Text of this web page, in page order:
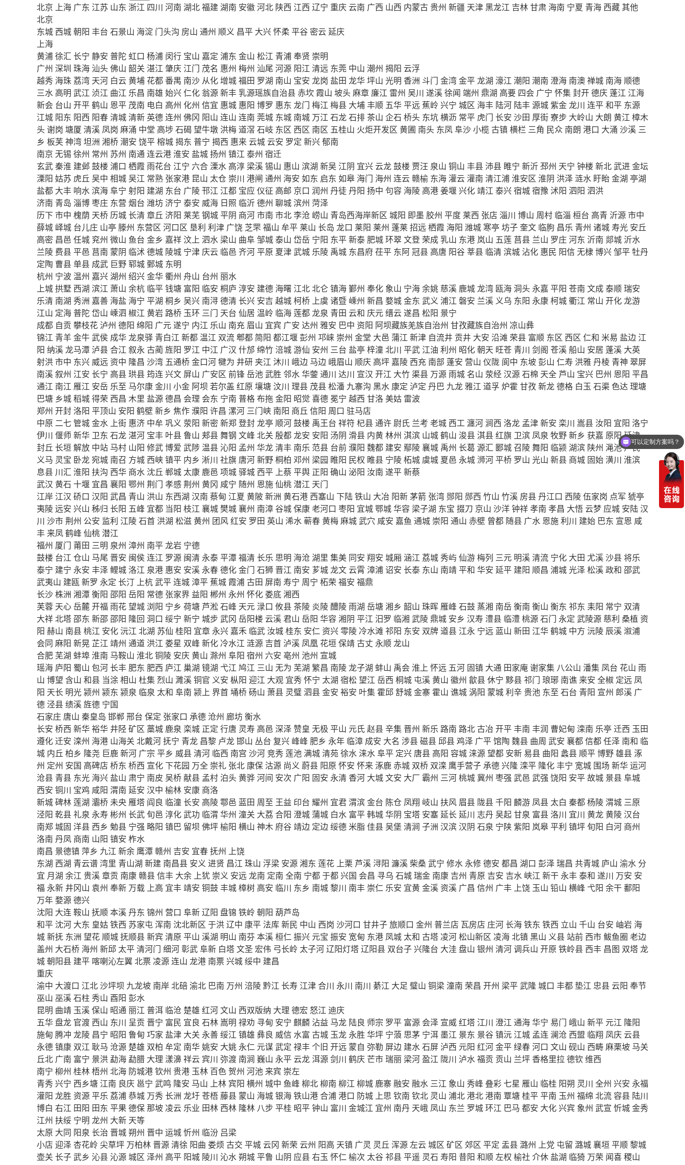
北京 上海 广东 江苏 山东 浙江 四川 河南 湖北福建湖南 安徽河北 陕西 江西 辽宁 重庆 云南 广西 山西 内蒙古 贵州 新疆 天津黑龙江 吉林甘肃 海南 宁夏 青海 西藏其他
北京
东城 西城朝阳 丰台 石景山 海淀 门头沟 房山 通州 顺义 昌平 大兴怀柔平谷 密云延庆
上海
黄浦徐汇 长宁 静安 普陀 虹口 杨浦 闵行 宝山 嘉定 浦东 金山 松江 青浦奉贤 崇明
广州 深圳 珠海 汕头佛山 韶关 湛江 肇庆 江门 茂名 惠州 梅州 汕尾 河源 阳江 清远 东莞 中山 潮州 揭阳 云浮
越秀 海珠 荔湾 天河 白云黄埔 花都番禺 南沙 从化增城福田 罗湖 南山 宝安 龙岗 盐田 龙华坪山 光明 香洲 斗门 金湾金平龙湖 濠江 潮阳 潮南 澄海 南澳禅城 南海 顺德
三水 高明 武江 浈江 曲江 乐昌 南雄 始兴仁化 翁源新丰乳源瑶族自治县赤坎 霞山 坡头麻章 廉江 雷州 吴川 遂溪徐闻 端州 鼎湖 高要 四会 广宁 怀集封开德庆 蓬江 江海
新会 台山 开平鹤山 恩平 茂南 电白 高州 化州 信宜 惠城 惠阳 博罗 惠东 龙门 梅江 梅县 大埔丰顺 五华平远 蕉岭 兴宁 城区 海丰 陆河 陆丰源城紫金龙川 连平和平 东源
江城 阳东 阳西 阳春清城清新 英德连州 佛冈 阳山 连山 连南 莞城 东城 南城 万江 石龙石排茶山 企石 桥头 东坑横沥 常平 虎门 长安 沙田 厚街寮步 大岭山 大朗 黄江 樟木
头谢岗 塘厦 清溪 凤岗 麻涌 中堂 高埗石碣 望牛墩 洪梅道滘 石岐 东区 西区 南区 五桂山 火炬开发区 黄圃 南头 东凤阜沙小榄 古镇横栏 三角 民众 南朗 港口 大涌 沙溪 三
乡 板芙 神湾坦洲 湘桥潮安 饶平榕城揭东 普宁 揭西 惠来 云城 云安 罗定 新兴郁南
南京 无锡 徐州 常州 苏州 南通连云港淮安 盐城扬州 镇江 泰州 宿迁
玄武秦淮 建邺鼓楼 浦口 栖霞 雨花台 江宁 六合 溧水 高淳 梁溪锡山 惠山 滨湖 新吴 江阴 宜兴 云龙鼓楼 贾汪 泉山 铜山 丰县 沛县 睢宁 新沂邳州 天宁 钟楼 新北武进金坛
溧阳 姑苏 虎丘 吴中 相城吴江 常熟 张家港 昆山 太仓 崇川 港闸 通州 海安 如东 启东 如皋 海门 海州 连云赣榆 东海灌云灌南 清江浦淮安区 淮阴 洪泽 涟水 盱眙金湖 亭湖
盐都 大丰 响水滨海阜宁 射阳 建湖 东台 广陵邗江 江都 宝应 仪征 高邮 京口 润州 丹徒丹阳 扬中 句容 海陵 高港姜堰兴化靖江 泰兴宿城宿豫 沭阳 泗阳 泗洪
济南 青岛 淄博枣庄 东营 烟台 潍坊济宁 泰安 威海 日照 临沂德州 聊城滨州 菏泽
历下市中 槐荫 天桥 历城 长清章丘 济阳 莱芜钢城平阴 商河市南 市北李沧 崂山 青岛西海岸新区 城阳 即墨 胶州 平度 莱西 张店 淄川 博山 周村 临淄 桓台 高青 沂源市中
薛城 峄城 台儿庄 山亭 滕州 东营区 河口区 垦利 利津 广饶 芝罘福山 牟平 莱山 长岛 龙口 莱阳 莱州 蓬莱招远 栖霞 海阳 潍城 寒亭 坊子奎文 临朐 昌乐 青州 诸城寿光 安丘
高密 昌邑 任城 兖州 微山 鱼台 金乡 嘉祥 汶上 泗水 梁山 曲阜邹城泰山 岱岳 宁阳 东平新泰 肥城环翠文登 荣成乳山 东港 岚山 五莲 莒县 兰山 罗庄河东 沂南 郯城 沂水
兰陵 费县平邑 莒南 蒙阴 临沭德城 陵城 宁津 庆云 临邑 齐河平原 夏津武城 乐陵 禹城 东昌府茌平 东阿冠县 高唐 阳谷莘县 临清滨城 沾化 惠民 阳信无棣博兴邹平牡丹
定陶 曹县单县 成武 巨野 郓城 鄄城 东明
杭州 宁波 温州 嘉兴湖州 绍兴金华衢州 舟山 台州 丽水
上城拱墅 西湖 滨江 萧山 余杭 临平钱塘 富阳 临安 桐庐 淳安 建德 海曙 江北北仑镇海鄞州 奉化 象山 宁海余姚 慈溪 鹿城龙湾 瓯海洞头 永嘉 平阳 苍南 文成泰顺瑞安
乐清 南湖 秀洲 嘉善 海盐 海宁 平湖 桐乡 吴兴 南浔德清 长兴 安吉 越城柯桥 上虞 诸暨 嵊州 新昌 婺城金东 武义 浦江 磐安 兰溪 义乌 东阳 永康柯城衢江 常山 开化龙游
江山 定海普陀 岱山 嵊泗 椒江 黄岩 路桥 玉环 三门 天台 仙居 温岭 临海莲都龙泉 青田 云和 庆元缙云遂昌 松阳 景宁
成都 自贡 攀枝花 泸州 德阳 绵阳 广元遂宁 内江 乐山 南充 眉山 宜宾 广安 达州 雅安 巴中 资阳 阿坝藏族羌族自治州 甘孜藏族自治州 凉山彝
锦江 青羊金牛武侯 成华龙泉驿 青白江 新都 温江 双流郫都 简阳 都江堰彭州 邛崃 崇州 金堂 大邑 蒲江 新津 自流井 贡井 大安 沿滩 荣县 富顺 东区 西区 仁和 米易 盐边 江
阳 纳溪龙马潭 泸县合江 叙永古蔺旌阳 罗江 中江 广汉 什邡 绵竹 涪城游仙 安州 三台 盐亭 梓潼北川 平武 江油 利州 昭化朝天 旺苍 青川 剑阁 苍溪船山 安居 蓬溪 大英
射洪市中 东兴 威远 资中 隆昌 沙湾 五通桥金口河犍为 井研 夹江 沐川 峨边 马边 峨眉山 顺庆 高坪 嘉陵 西充 南部 蓬安 营山 仪陇 阆中 东坡彭山 仁寿 洪雅丹棱 青神 翠屏
南溪叙州 江安 长宁 高县珙县筠连兴文 屏山 广安区 前锋岳池武胜 邻水华蓥 通川 达川 宣汉 开江 大竹 渠县 万源雨城 名山 荥经汉源石棉 天全 芦山 宝兴 巴州 恩阳 平昌
通江 南江 雁江 安岳 乐至 马尔康金川 小金 阿坝 若尔盖 红原 壤塘 汶川 理县 茂县松潘 九寨沟 黑水 康定 泸定 丹巴 九龙雅江 道孚炉霍 甘孜新龙德格 白玉 石渠色达 理塘
巴塘 乡城稻城得荣 西昌 木里 盐源德昌 会理 会东 宁南 普格布拖金阳 昭觉 喜德 冕宁 越西 甘洛 美姑 雷波
郑州 开封洛阳 平顶山 安阳 鹤壁新乡 焦作濮阳 许昌 漯河 三门峡 南阳 商丘 信阳 周口 驻马店
中原 二七 管城金水 上街 惠济 中牟巩义 荥阳 新密 新郑登封龙亭 顺河鼓楼 禹王台 祥符 杞县通许 尉氏 兰考 老城 西工瀍河涧西 洛龙 孟津新安 栾川 嵩县 汝阳 宜阳 洛宁
伊川 偃师新华 卫东 石龙湛河 宝丰 叶县鲁山 郏县舞钢 文峰 北关 殷都龙安 安阳 汤阴 滑县 内黄林州 淇滨 山城鹤山 浚县淇县红旗 卫滨 凤泉 牧野新乡 获嘉 原阳延津
封丘 长垣解放 中站 马村 山阳 修武博爱 武陟 温县沁阳 孟州 华龙清丰 南乐 范县 台前濮阳 魏都 建安 鄢陵襄城 禹州 长葛 源汇 郾城召陵舞阳 临颍 湖滨 陕州 渑池卢氏
义马 灵宝 卧龙宛城 南召 方城 西峡镇平 内乡 淅川 社旗 唐河新野桐柏 邓州 梁园 睢阳 民权 睢县 宁陵柘城 虞城 夏邑 永城浉河平桥 罗山 光山 新县 商城 固始潢川 淮滨
息县 川汇 淮阳 扶沟 西华 商水 沈丘 郸城 太康 鹿邑 项城驿城 西平 上蔡 平舆 正阳 确山 泌阳 汝南 遂平新蔡
武汉 黄石 十堰 宜昌 襄阳 鄂州 荆门 孝感荆州 黄冈 咸宁 随州 恩施仙桃潜江 天门
江岸 江汉 硚口 汉阳 武昌 青山 洪山 东西湖 汉南 蔡甸 江夏 黄陂 新洲 黄石港 西塞山 下陆铁山 大冶 阳新茅箭 张湾 郧阳 郧西 竹山 竹溪 房县丹江口 西陵伍家岗 点军 猇亭
夷陵远安 兴山 秭归 长阳 五峰 宜都 当阳 枝江 襄城樊城襄州 南漳谷城保康老河口 枣阳 宜城鄂城华容 梁子湖 东宝 掇刀 京山 沙洋钟祥孝南 孝昌 大悟 云梦 应城 安陆汉
川 沙市荆州 公安 监利 江陵石首 洪湖 松滋黄州 团风红安 罗田 英山 浠水蕲春黄梅麻城武穴 咸安 嘉鱼 通城 崇阳 通山 赤壁 曾都 随县 广水 恩施利川 建始 巴东 宣恩 咸
丰 来凤鹤峰 仙桃潜江
福州 厦门 莆田 三明 泉州 漳州 南平龙岩 宁德
鼓楼 台江 仓山 马尾 晋安 闽侯连江 罗源 闽清 永泰平潭福清 长乐 思明 海沧 湖里 集美 同安 翔安 城厢 涵江 荔城秀屿仙游梅列 三元 明溪清流 宁化 大田 尤溪沙县将乐
泰宁 建宁 永安 丰泽鲤城洛江 泉港 惠安 安溪 永春德化金门 石狮 晋江 南安 芗城龙文 云霄 漳浦诏安 长泰 东山 南靖平和 华安 延平 建阳 顺昌 浦城光泽松溪政和 邵武
武夷山 建瓯新罗 永定 长汀 上杭武平连城 漳平 蕉城 霞浦古田 屏南 寿宁 周宁 柘荣 福安 福鼎
长沙株洲 湘潭衡阳 邵阳 岳阳 常德 张家界 益阳 郴州 永州 怀化 娄底湘西
芙蓉 天心岳麓开福 雨花望城 浏阳 宁乡 荷塘 芦淞石峰 天元 渌口 攸县茶陵 炎陵醴陵雨湖 岳塘湘乡 韶山 珠晖 雁峰 石鼓 蒸湘 南岳衡南 衡山 衡东 祁东 耒阳 常宁 双清
大祥北塔邵东 新邵邵阳 隆回 洞口 绥宁 新宁 城步 武冈 岳阳楼 云溪君山 岳阳 华容湘阴 平江 汨罗 临湘 武陵鼎城 安乡 汉寿 澧县 临澧桃源石门 永定 武陵源 慈利 桑植 资
阳 赫山 南县桃江 安化沅江 北湖 苏仙 桂阳 宜章 永兴 嘉禾 临武 汝城桂东 安仁 资兴零陵 冷水滩 祁阳 东安 双牌道县 江永 宁远 蓝山 新田 江华鹤城 中方 沅陵 辰溪 溆浦
会同 麻阳 新晃 芷江 靖州 通道 洪江 娄星 双峰 新化 冷水江 涟源 吉首 泸溪 凤凰 花垣保靖古丈 永顺龙山
合肥 芜湖 蚌埠淮南 马鞍山 淮北铜陵 安庆黄山 滁州 阜阳 宿州 六安 亳州 池州 宣城
瑶海 庐阳 蜀山 包河 长丰 肥东 肥西 庐江 巢湖 镜湖 弋江 鸠江 三山 无为 芜湖 繁昌 南陵龙子湖 蚌山 禹会淮上 怀远 五河 固镇 大通 田家庵谢家集 八公山 潘集 凤台 花山 雨
山 博望 含山 和县 当涂相山 杜集 烈山 濉溪铜官 义安 枞阳 迎江 大观 宜秀怀宁 太湖 宿松 望江 岳西 桐城 屯溪黄山 徽州 歙县休宁 黟县祁门 琅琊 南谯 来安 全椒 定远 凤
阳 天长 明光颍州 颍东 颍泉 临泉 太和 阜南 颍上 界首埇桥砀山 萧县 灵璧泗县金安 裕安 叶集 霍邱舒城金寨 霍山 谯城 涡阳 蒙城利辛 贵池 东至 石台 青阳 宣州 郎溪 广
德 泾县绩溪旌德 宁国
石家庄 唐山 秦皇岛 邯郸 邢台 保定 张家口 承德 沧州 廊坊衡水
长安 桥西 新华裕华 井陉矿区 藁城 鹿泉 栾城 正定 行唐 灵寿 高邑 深泽 赞皇 无极 平山 元氏赵县辛集 晋州 新乐 路南 路北古冶 开平丰南 丰润 曹妃甸 滦南 乐亭 迁西 玉田
遵化迁安 滦州 海港 山海关 北戴河抚宁 青龙 昌黎 卢龙邯山 丛台 复兴 峰峰 肥乡 永年 临漳 成安 大名 涉县磁县邱县鸡泽 广平馆陶 魏县 曲周 武安 襄都信都任泽 南和 临
城 内丘 柏乡 隆尧 巨鹿新河 广宗 平乡 威县清河 临西 南宫 沙河竞秀莲池 满城清苑徐水 涞水阜平 定兴 唐县 高阳 容城 涞源望都 安新易县 曲阳 蠡县 顺平博野雄县涿
州 定州 安国 高碑店 桥东 桥西 宣化下花园 万全 崇礼 张北 康保 沽源 尚义 蔚县 阳原 怀安 怀来涿鹿赤城 双桥 双滦 鹰手营子承德兴隆 滦平 隆化丰宁 宽城 围场 新华运河
沧县 青县 东光 海兴 盐山 肃宁 南皮 吴桥献县 孟村 泊头黄骅河间 安次 广阳 固安 永清 香河 大城文安 大厂 霸州 三河桃城冀州 枣强 武邑 武强 饶阳 安平故城 景县阜城
西安 铜川 宝鸡 咸阳 渭南 延安 汉中 榆林 安康 商洛
新城碑林莲湖 灞桥未央 雁塔 阎良 临潼 长安 高陵鄠邑 蓝田 周至 王益 印台 耀州 宜君渭滨金台 陈仓 凤翔 岐山 扶风 眉县 陇县千阳 麟游 凤县 太白 秦都杨陵渭城 三原
泾阳 乾县礼泉 永寿彬州 长武旬邑 淳化武功 临渭 华州 潼关 大荔 合阳 澄城蒲城 白水 富平韩城华阴 宝塔 安塞延长 延川 志丹吴起甘泉 富县洛川 宜川 黄龙黄陵汉台
南郑城固 洋县 西乡 勉县 宁强 略阳 镇巴 留坝 佛坪榆阳 横山 神木 府谷靖边 定边绥德 米脂佳县吴堡 清涧 子洲 汉滨汉阴 石泉 宁陕紫阳 岚皋平利 镇坪旬阳 白河 商州
洛南 丹凤 商南 山阳 镇安 柞水
南昌 景德镇萍乡 九江 新余 鹰潭赣州 吉安 宜春抚州 上饶
东湖 西湖 青云谱湾里 青山湖 新建 南昌县 安义 进贤 昌江 珠山 浮梁 安源湘东 莲花 上栗 芦溪 浔阳 濂溪柴桑武宁 修水 永修德安 都昌 湖口 彭泽瑞昌 共青城 庐山 渝水 分
宜 月湖 余江 贵溪章贡 南康赣县信丰 大余 上犹 崇义 安远 龙南 定南 全南 宁都于都兴国 会昌 寻乌 石城瑞金 南康 吉州 青原 吉安 吉水 峡江 新干 永丰泰和 遂川 万安 安
福 永新 井冈山 袁州 奉新 万载 上高 宜丰靖安 铜鼓丰城樟树 高安 临川 东乡 南城黎川 南丰 崇仁 乐安 宜黄金溪 资溪 广昌 信州 广丰 上饶 玉山 铅山 横峰 弋阳 余干鄱阳
万年婺源德兴
沈阳 大连鞍山 抚顺本溪丹东 锦州 营口 阜新辽阳 盘锦 铁岭 朝阳 葫芦岛
和平 沈河 大东 皇姑铁西 苏家屯 浑南 沈北新区 于洪辽中 康平 法库新民 中山 西岗 沙河口 甘井子旅顺口 金州 普兰店 瓦房店 庄河 长海铁东 铁西 立山 千山 台安 岫岩 海
城新抚 东洲 望花 顺城抚顺县新宾 清原 平山 溪湖 明山 南芬 本溪桓仁振兴 元宝 振安 宽甸 东港 凤城 太和 古塔 凌河松山新区 凌海北镇黑山 义县 站前 西市 鲅鱼圈 老边
盖州 大石桥 海州 新邱 太平清河门 细河彰武阜新 白塔文圣宏伟 弓长岭 太子河辽阳灯塔辽阳县 双台子兴隆台 大洼 盘山 银州 清河调兵山 开原 铁岭县 西丰 昌图 双塔龙
城朝阳县 建平 喀喇沁左翼北票 凌源连山 龙港 南票兴城绥中 建昌
重庆
渝中 大渡口 江北沙坪坝 九龙坡 南岸北碚渝北 巴南 万州 涪陵黔江 长寿 江津合川 永川 南川 綦江 大足 璧山 铜梁潼南 荣昌 开州 梁平武隆城口 丰都 垫江 忠县 云阳 奉节
巫山 巫溪石柱 秀山 酉阳 彭水
昆明 曲靖 玉溪保山 昭通丽江 普洱 临沧 楚雄 红河文山 西双版纳 大理 德宏 怒江 迪庆
五华盘龙 官渡 西山 东川 呈贡 晋宁 富民 宜良 石林嵩明 禄劝 寻甸 安宁 麒麟 沾益 马龙 陆良 师宗 罗平 富源 会泽 宣威红塔 江川 澄江 通海华宁 易门 峨山 新平 元江 隆阳
施甸 腾冲 龙陵 昌宁 昭阳 鲁甸 巧家 盐津 大关 永善绥江 镇雄 彝良 威信水富 古城 玉龙 永胜 华坪 宁蒗 思茅 宁洱 墨江 景东 景谷镇沅 江城 孟连 澜沧 西盟 临翔 凤庆 云县
永德镇康 双江 耿马 沧源 楚雄 双柏 牟定 南华姚安 大姚 永仁 元谋武定 禄丰个旧 开远 蒙自 弥勒 屏边 建水石屏 泸西 元阳 红河金平绿春河口 文山 砚山 西畴麻栗坡 马关
丘北 广南 富宁 景洪 勐海 勐腊 大理 漾濞祥云 宾川 弥渡 南涧 巍山 永平 云龙 洱源剑川 鹤庆 芒市瑞丽 梁河盈江 陇川 泸水福贡 贡山 兰坪 香格里拉 德钦维西
南宁 柳州 桂林梧州 北海 防城港钦州 贵港 玉林 百色贺州 河池 来宾 崇左
青秀兴宁 西乡塘 江南 良庆 邕宁 武鸣 隆安 马山 上林 宾阳 横州 城中 鱼峰 柳北柳南 柳江 柳城 鹿寨融安 融水 三江 象山 秀峰 叠彩七星 雁山 临桂 阳朔 灵川 全州 兴安 永福
灌阳 龙胜 资源平乐 荔浦恭城 万秀 长洲 龙圩苍梧 藤县蒙山 海城银海铁山港合浦港口 防城 上思 钦南 钦北 灵山 浦北港北港南 覃塘桂平平南 玉州 福绵 北流 容县 陆川
博白 右江 田阳 田东 平果 德保那坡 凌云 乐业 田林 西林 隆林 八步 平桂 昭平钟山 富川 金城江 宜州 南丹 天峨 凤山 东兰 罗城环江 巴马 都安 大化兴宾 象州 武宣 忻城金秀
江州 扶绥 宁明 龙州 大新 天等
太原 大同 阳泉 长治 晋城朔州 晋中 运城忻州 临汾 吕梁
小店 迎泽杏花岭 尖草坪 万柏林 晋源清徐 阳曲 娄烦 古交 平城 云冈 新荣 云州 阳高 天镇 广灵 灵丘 浑源左云城区 矿区 郊区 平定 盂县潞州 上党 屯留 潞城襄垣平顺黎城
壶关 长子武乡 沁县沁源城区 泽州 高平 阳城 陵川 沁水朔城平鲁 山阴 应县右玉 怀仁榆次 太谷祁县平遥 灵石 寿阳 昔阳 和顺左权 榆社 介休 盐湖 临猗 万荣 闻喜稷山
你们电话多少
可以定制方案吗？